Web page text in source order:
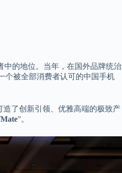
中的地位。当年，在国外品牌统治
个被全部消费者认可的中国手机
了创新引领、优雅高端的极致产
”。